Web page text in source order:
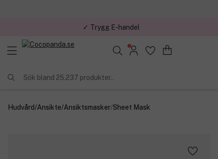
✓ Trygg E-handel
Sök bland 25.237 produkter..
Hudvård/Ansikte/Ansiktsmasker/Sheet Mask